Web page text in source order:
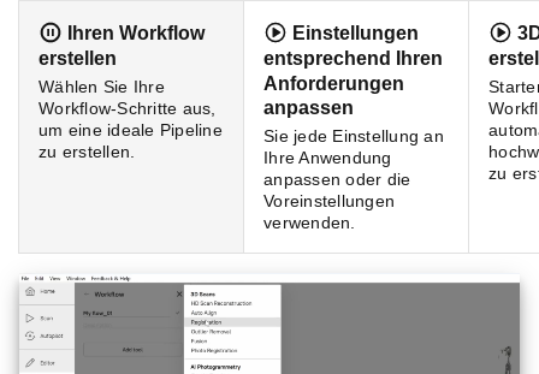
Ihren Workflow
erstellen
Wählen Sie Ihre
Workflow-Schritte aus,
um eine ideale Pipeline
zu erstellen.
Einstellungen
entsprechend Ihren
Anforderungen
anpassen
Sie jede Einstellung an
Ihre Anwendung
anpassen oder die
Voreinstellungen
verwenden.
zu